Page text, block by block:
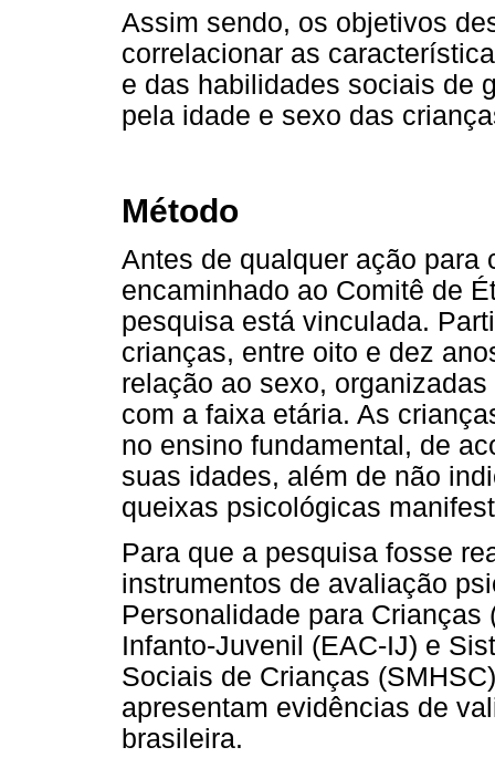
Assim sendo, os objetivos
correlacionar as
e das habilidades sociais de
pela idade e sexo das
Método
Antes de qualquer ação para
encaminhado ao Comitê de
pesquisa está vinculada.
crianças, entre oito e dez
relação ao sexo,
com a faixa etária. As
no ensino fundamental, de
suas idades, além de não
queixas psicológicas
Para que a pesquisa fosse
instrumentos de avaliação
Personalidade para
Infanto-Juvenil (EAC-IJ) e
Sociais de Crianças
apresentam evidências de
brasileira.